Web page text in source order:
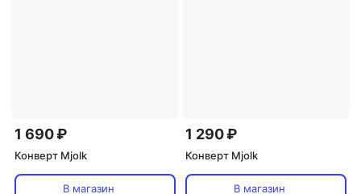
1 690 ₽
Конверт Mjolk
В магазин
1 290 ₽
Конверт Mjolk
В магазин